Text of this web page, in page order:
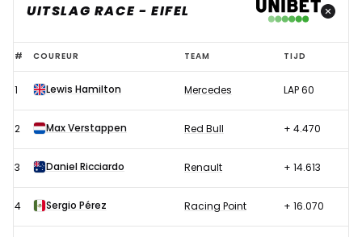
UITSLAG RACE - EIFEL
Uitslag
race
Formule
1
van
de
Eifel
# COUREUR TEAM TIJD
1 Lewis Hamilton Mercedes LAP 60
2 Max Verstappen Red Bull + 4.470
3 Daniel Ricciardo Renault + 14.613
4 Sergio Pérez Racing Point + 16.070